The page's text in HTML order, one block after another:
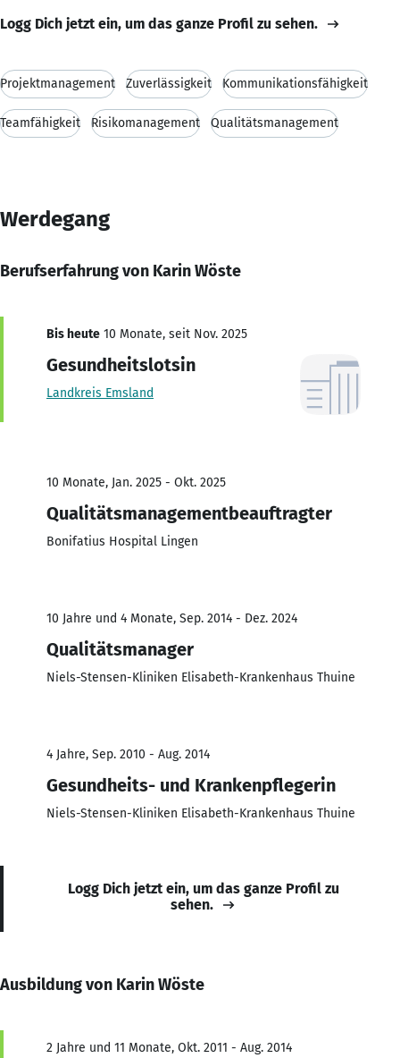
Logg Dich jetzt ein, um das ganze Profil zu sehen.
Projektmanagement Zuverlässigkeit Kommunikationsfähigkeit
Teamfähigkeit Risikomanagement Qualitätsmanagement
Werdegang
Berufserfahrung von Karin Wöste
Bis heute 10 Monate, seit Nov. 2025
Gesundheitslotsin
Landkreis Emsland
10 Monate, Jan. 2025 - Okt. 2025
Qualitätsmanagementbeauftragter
Bonifatius Hospital Lingen
10 Jahre und 4 Monate, Sep. 2014 - Dez. 2024
Qualitätsmanager
Niels-Stensen-Kliniken Elisabeth-Krankenhaus Thuine
4 Jahre, Sep. 2010 - Aug. 2014
Gesundheits- und Krankenpflegerin
Niels-Stensen-Kliniken Elisabeth-Krankenhaus Thuine
Logg Dich jetzt ein, um das ganze Profil zu
sehen.
Ausbildung von Karin Wöste
2 Jahre und 11 Monate, Okt. 2011 - Aug. 2014